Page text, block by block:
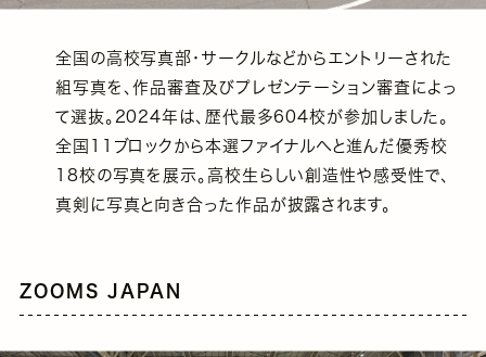
全国の高校写真部・サークルなどからエントリーされた
組写真を、作品審査及びプレゼンテーション審査によっ
て選抜。2024年は、歴代最多604校が参加しました。
全国11ブロックから本選ファイナルへと進んだ優秀校
18校の写真を展示。高校生らしい創造性や感受性で、
真剣に写真と向き合った作品が披露されます。
ZOOMS JAPAN